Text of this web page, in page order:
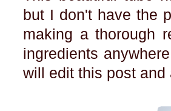
but I don't have the
making a thorough
ingredients
will edit this post